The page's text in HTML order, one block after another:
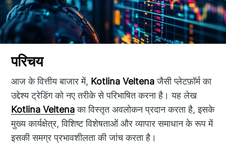
परिचय
आज के वित्तीय बाजार में, Kotlina Veltenaजैसी प्लेटफ़ॉर्म का
उद्देश्य ट्रेडिंग को नए तरीके से परिभाषित करना है। यह लेख
Kotlina Veltenaका विस्तृत अवलोकन प्रदान करता है, इसके
मुख्य कार्यक्षेत्र, विशिष्ट विशेषताओं और व्यापार समाधान के रूप में
इसकी समग्र प्रभावशीलता की जांच करता है।